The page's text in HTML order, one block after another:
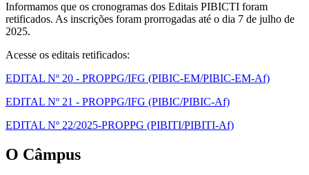
Informamos que os cronogramas dos Editais PIBICTI foram
retificados. As inscrições foram prorrogadas até o dia 7 de julho de
2025.
Acesse os editais retificados:
EDITAL Nº 20 - PROPPG/IFG (PIBIC-EM/PIBIC-EM-Af)
EDITAL Nº 21 - PROPPG/IFG (PIBIC/PIBIC-Af)
EDITAL Nº 22/2025-PROPPG (PIBITI/PIBITI-Af)
O Câmpus